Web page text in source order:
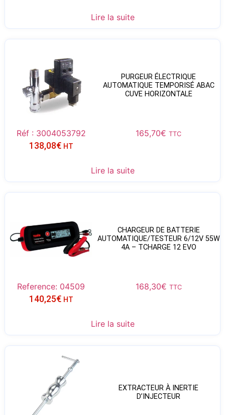
Lire la suite
PURGEUR ÉLECTRIQUE
AUTOMATIQUE TEMPORISÉ ABAC
CUVE HORIZONTALE
Réf : 3004053792 165,70€ TTC
138,08€ HT
Lire la suite
CHARGEUR DE BATTERIE
AUTOMATIQUE/TESTEUR 6/12V 55W
4A – TCHARGE 12 EVO
Reference: 04509 168,30€ TTC
140,25€ HT
Lire la suite
EXTRACTEUR À INERTIE
D’INJECTEUR